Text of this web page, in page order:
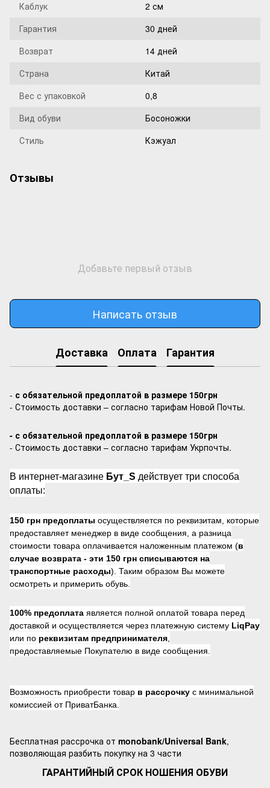
Каблук
2 см
Гарантия
30 дней
Возврат
14 дней
Страна
Китай
Вес с упаковкой
0,8
Вид обуви
Босоножки
Стиль
Кэжуал
Отзывы
Добавьте первый отзыв
Написать отзыв
Доставка Оплата Гарантия
- с обязательной предоплатой в размере 150грн
- Стоимость доставки – согласно тарифам Новой Почты.
- с обязательной предоплатой в размере 150грн
- Стоимость доставки – согласно тарифам Укрпочты.
В интернет-магазине Бут_S действует три способа
оплаты:
150 грн предоплаты осуществляется по реквизитам, которые
предоставляет менеджер в виде сообщения, а разница
стоимости товара оплачивается наложенным платежом (в
случае возврата - эти 150 грн списываются на
транспортные расходы). Таким образом Вы можете
осмотреть и примерить обувь.
100% предоплата является полной оплатой товара перед
доставкой и осуществляется через платежную систему LiqPay
или по реквизитам предпринимателя
предоставляемые Покупателю в виде сообщения.
Возможность приобрести товар в рассрочку с минимальной
комиссией от ПриватБанка.
Бесплатная рассрочка от monobank/Universal Bank,
позволяющая разбить покупку на 3 части
ГАРАНТИЙНЫЙ СРОК НОШЕНИЯ ОБУВИ